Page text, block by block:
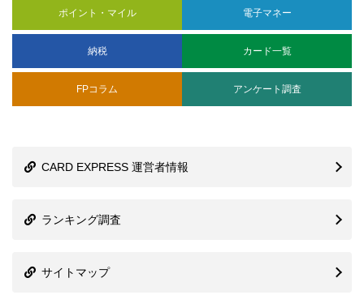
ポイント・マイル 電子マネー
納税 カード一覧
FPコラム アンケート調査
CARD EXPRESS 運営者情報
ランキング調査
サイトマップ